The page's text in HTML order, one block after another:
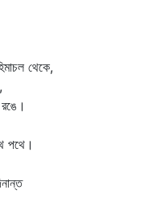
থেকে,